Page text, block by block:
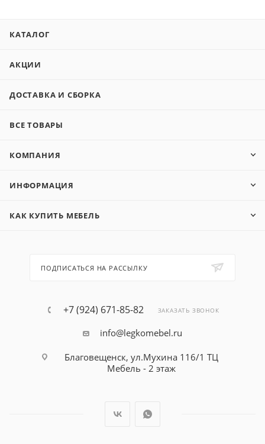
КАТАЛОГ
АКЦИИ
ДОСТАВКА И СБОРКА
ВСЕ ТОВАРЫ
КОМПАНИЯ
ИНФОРМАЦИЯ
КАК КУПИТЬ МЕБЕЛЬ
ПОДПИСАТЬСЯ НА РАССЫЛКУ
+7 (924) 671-85-82 ЗАКАЗАТЬ ЗВОНОК
info@legkomebel.ru
Благовещенск, ул.Мухина 116/1 ТЦ
Мебель - 2 этаж